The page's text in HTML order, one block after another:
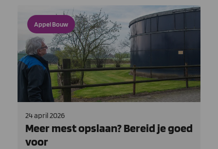
Appel Bouw
24 april 2026
Meer mest opslaan? Bereid je goed
voor